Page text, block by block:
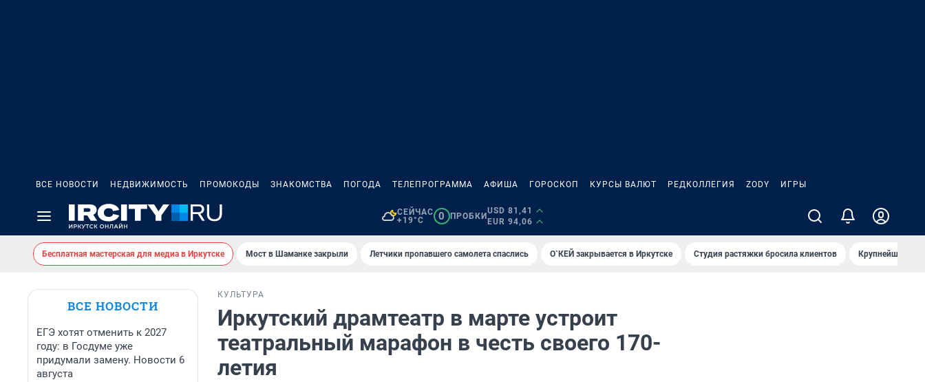
ВСЕ НОВОСТИ НЕДВИЖИМОСТЬ ПРОМОКОДЫ ЗНАКОМСТВА ПОГОДА ТЕЛЕПРОГРАММА АФИША ГОРОСКОП КУРСЫ ВАЛЮТ РЕДКОЛЛЕГИЯ ZODY ИГРЫ
СЕЙЧАС
+19°C
0 ПРОБКИ
USD 81,41
EUR 94,06
Бесплатная мастерская для медиа в Иркутске Мост в Шаманке закрыли Летчики пропавшего самолета спаслись О`КЕЙ закрывается в Иркутске Студия растяжки бросила клиентов Крупнейшие
ВСЕ НОВОСТИ
ЕГЭ хотят отменить к 2027
году: в Госдуме уже
придумали замену. Новости 6
августа
КУЛЬТУРА
Иркутский драмтеатр в марте устроит
театральный марафон в честь своего 170-
летия